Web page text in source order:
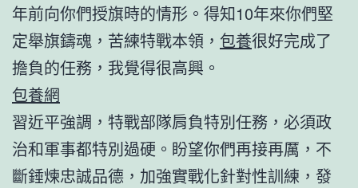
年前向你們授旗時的情形。得知10年來你們堅
定舉旗鑄魂，苦練特戰本領， 包養很好完成了
擔負的任務，我覺得很高興。
包養網
習近平強調，特戰部隊肩負特別任務，必須政
治和軍事都特別過硬。盼望你們再接再厲，不
斷錘煉忠誠品德，加強實戰化針對性訓練，發